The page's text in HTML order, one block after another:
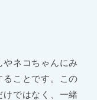
ネコちゃんにみ
ることです。この
ではなく、一緒